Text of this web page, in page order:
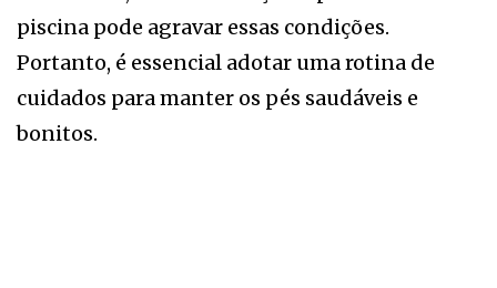
piscina pode agravar essas condições.
Portanto, é essencial adotar uma rotina de
cuidados para manter os pés saudáveis e
bonitos.